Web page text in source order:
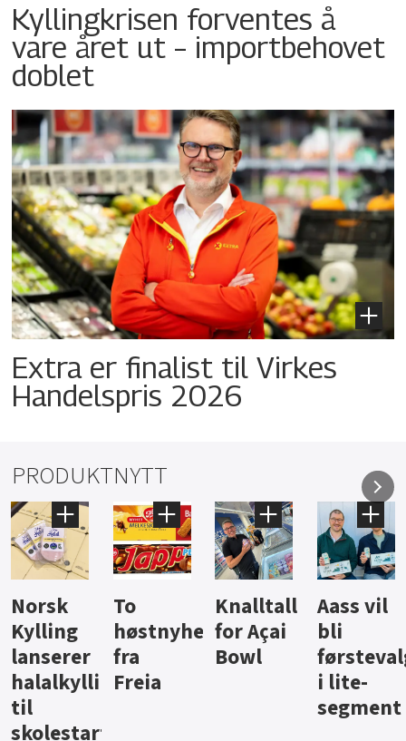
Kyllingkrisen forventes å
vare året ut – importbehovet
doblet
Extra er finalist til Virkes
Handelspris 2026
PRODUKTNYTT
Knalltall
for Açai
Bowl
Aass vil
bli
førstevalg
i lite-
Brus og
jus fra
Berentsen
Hard
iste fra
Hansa